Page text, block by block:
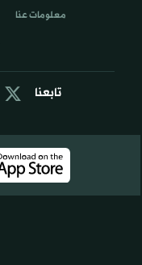
تابعنا
معلومات عنا